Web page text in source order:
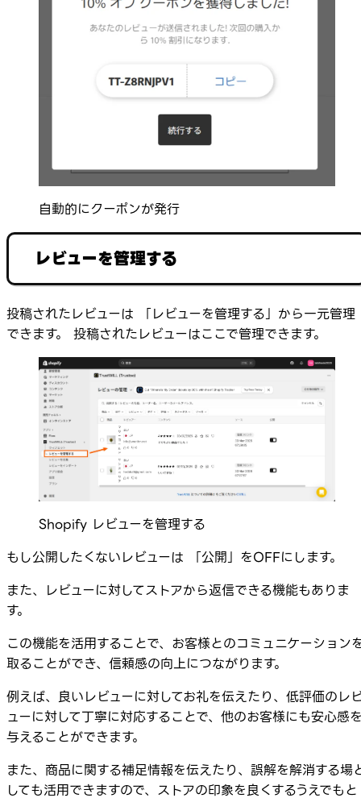
自動的にクーポンが発行
レビューを管理する
投稿されたレビューは 「レビューを管理する」から一元管理
できます。 投稿されたレビューはここで管理できます。
Shopify レビューを管理する
もし公開したくないレビューは 「公開」をOFFにします。
また、レビューに対してストアから返信できる機能もありま
す。
この機能を活用することで、お客様とのコミュニケーション
取ることができ、信頼感の向上につながります。
例えば、良いレビューに対してお礼を伝えたり、低評価のレ
ューに対して丁寧に対応することで、他のお客様にも安心感
与えることができます。
また、商品に関する補足情報を伝えたり、誤解を解消する場
しても活用できますので、ストアの印象を良くするうえでもと